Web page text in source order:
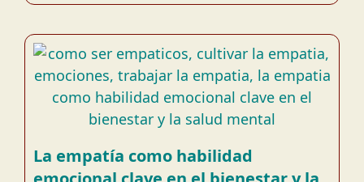
La empatía como habilidad